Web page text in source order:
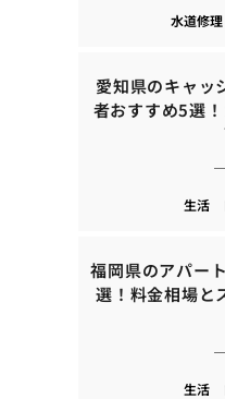
水道修理
愛知県のキャッ
者おすすめ5選
生活
福岡県のアパー
選！料金相場と
生活